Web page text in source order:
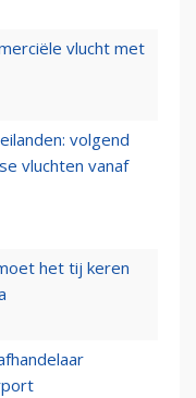
vlucht met
volgend
vluchten vanaf
het tij keren